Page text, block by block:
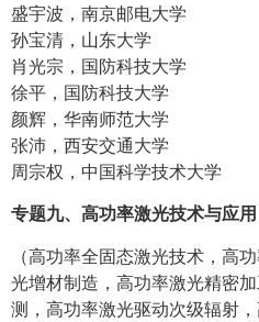
盛宇波，南京邮电大学
孙宝清，山东大学
肖光宗，国防科技大学
徐平，国防科技大学
颜辉，华南师范大学
张沛，西安交通大学
周宗权，中国科学技术大学
专题九、高功率激光技术与应用
（高功率全固态激光技术，高
光增材制造，高功率激光精密
测，高功率激光驱动次级辐射